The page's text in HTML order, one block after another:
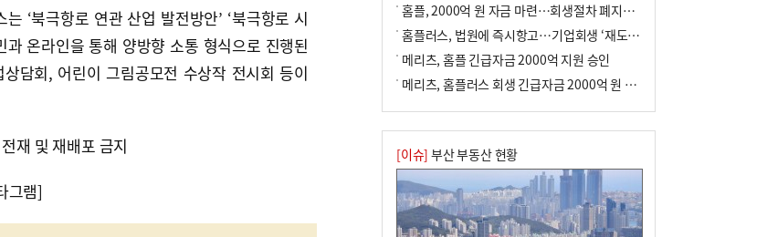
‘북극항로 연관 산업 발전방안’ ‘북극항로 시
온라인을 통해 양방향 소통 형식으로 진행된
담회, 어린이 그림공모전 수상작 전시회 등이
재 및 재배포 금지
그램]
홈플, 2000억 원 자금 마련…회생절차 폐지에 즉시항고(종합)
홈플러스, 법원에 즉시항고…기업회생 ‘재도전’
메리츠, 홈플 긴급자금 2000억 지원 승인
메리츠, 홈플러스 회생 긴급자금 2000억 원 지원 승인
[이슈] 부산 부동산 현황